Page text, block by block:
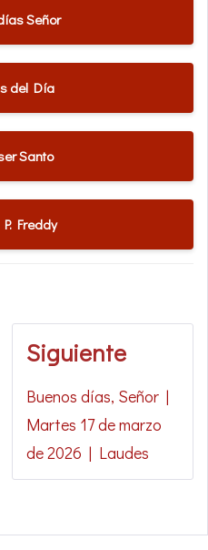
Señor
del Día
Santo
Freddy
Siguiente
Buenos días, Señor |
Martes 17 de marzo
de 2026 | Laudes